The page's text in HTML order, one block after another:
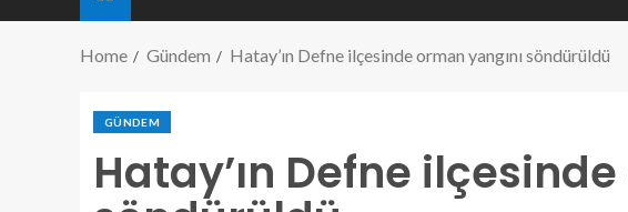
Home Gündem Hatay’ın Defne ilçesinde orman yangını söndürüldü
GÜNDEM
Hatay’ın Defne